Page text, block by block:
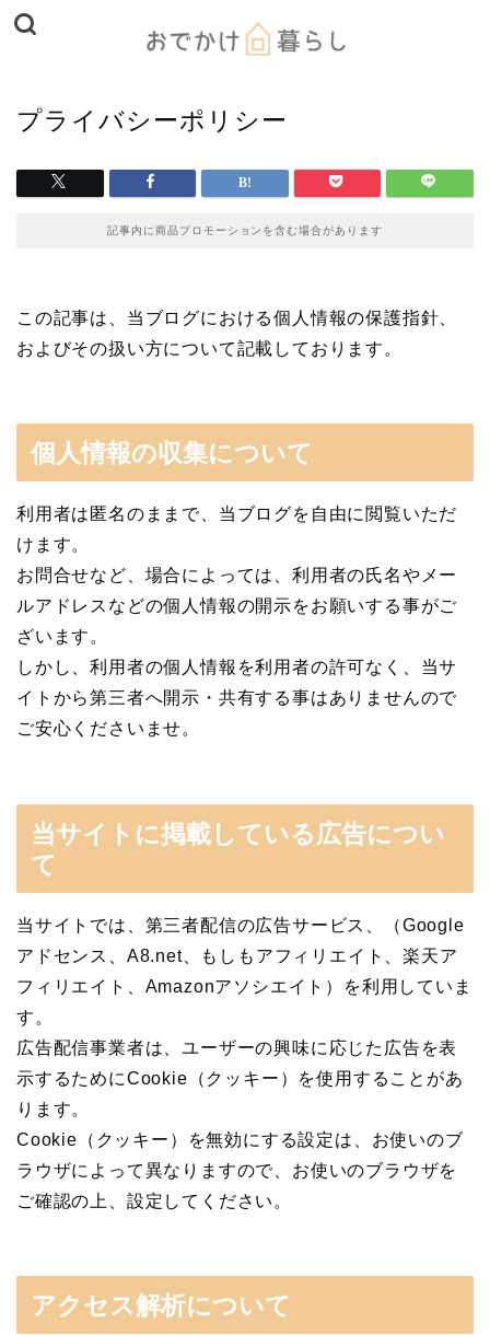
プライバシーポリシー
記事内に商品プロモーションを含む場合があります
この記事は、当ブログにおける個人情報の保護指針、
およびその扱い方について記載しております。
個人情報の収集について
利用者は匿名のままで、当ブログを自由に閲覧いただ
けます。
お問合せなど、場合によっては、利用者の氏名やメー
ルアドレスなどの個人情報の開示をお願いする事がご
ざいます。
しかし、利用者の個人情報を利用者の許可なく、当サ
イトから第三者へ開示・共有する事はありませんので
ご安心くださいませ。
当サイトに掲載している広告につい
て
当サイトでは、第三者配信の広告サービス、（Google
アドセンス、A8.net、もしもアフィリエイト、楽天ア
フィリエイト、Amazonアソシエイト）を利用していま
す。
広告配信事業者は、ユーザーの興味に応じた広告を表
示するためにCookie（クッキー）を使用することがあ
ります。
Cookie（クッキー）を無効にする設定は、お使いのブ
ラウザによって異なりますので、お使いのブラウザを
ご確認の上、設定してください。
アクセス解析について